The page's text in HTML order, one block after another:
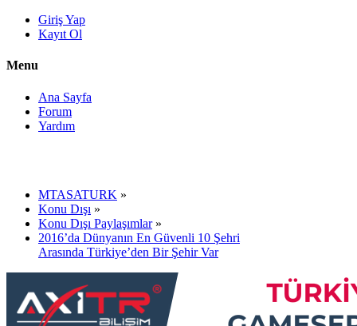
Giriş Yap
Kayıt Ol
Menu
Ana Sayfa
Forum
Yardım
MTASATURK »
Konu Dışı »
Konu Dışı Paylaşımlar»
2016’da Dünyanın En Güvenli 10 Şehri
Arasında Türkiye’den Bir Şehir Var